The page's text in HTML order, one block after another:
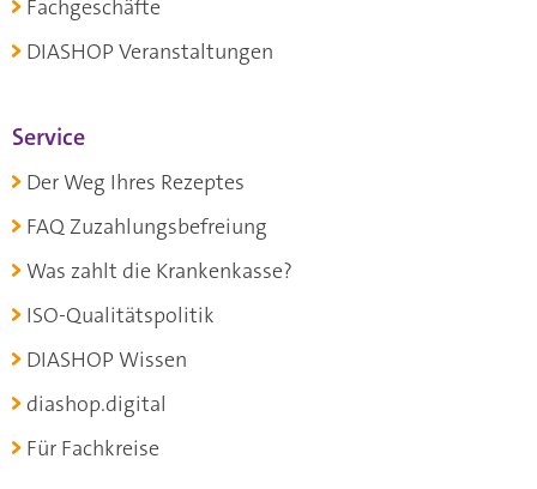
Fachgeschäfte
DIASHOP Veranstaltungen
Service
Der Weg Ihres Rezeptes
FAQ Zuzahlungsbefreiung
Was zahlt die Krankenkasse?
ISO-Qualitätspolitik
DIASHOP Wissen
diashop.digital
Für Fachkreise